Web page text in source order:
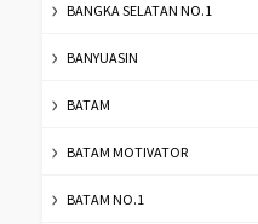
BANGKA SELATAN NO.1
BANYUASIN
BATAM
BATAM MOTIVATOR
BATAM NO.1